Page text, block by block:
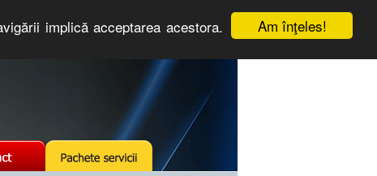
Am înţeles!
implică acceptarea acestora.